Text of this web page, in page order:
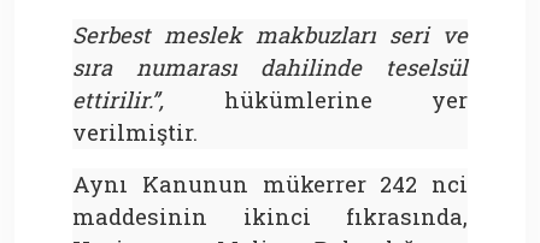
Serbest meslek makbuzları seri ve
sıra numarası dahilinde teselsül
ettirilir.”, hükümlerine yer
verilmiştir.
Aynı Kanunun mükerrer 242 nci
maddesinin ikinci fıkrasında,